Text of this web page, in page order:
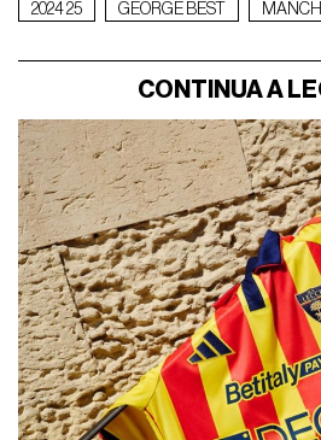
2024 25 GEORGE BEST
CONTINUA A